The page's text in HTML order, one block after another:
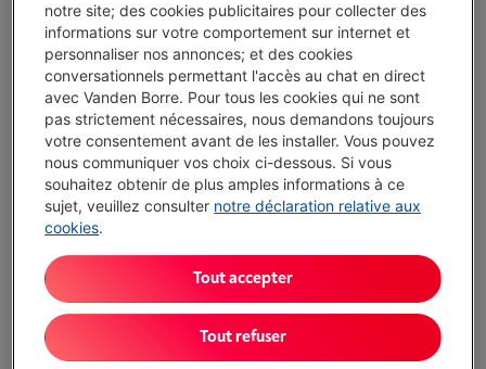
AOC 25G3ZM/BK
Écochèques
Technologie d'écran: VA
Taux de rafraîchissement: 240 Hz
Temps de réponse: 0.5 ms
Disponible-Voir le stock
€ 148,00
J'achète
Comparer
MSI MPG 346CQRF X24
notre site; des cookies publicitaires pour collecter des
informations sur votre comportement sur internet et
personnaliser nos annonces; et des cookies
conversationnels permettant l'accès au chat en direct
avec Vanden Borre. Pour tous les cookies qui ne sont
pas strictement nécessaires, nous demandons toujours
votre consentement avant de les installer. Vous pouvez
nous communiquer vos choix ci-dessous. Si vous
souhaitez obtenir de plus amples informations à ce
sujet, veuillez consulter notre déclaration relative aux
cookies.
Tout refuser
Tout accepter